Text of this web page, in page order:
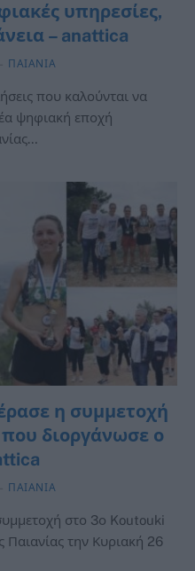
υπηρεσίες,
– anattica
ΠΑΙΑΝΙΑ
που καλούνται να
ψηφιακή εποχή
η συμμετοχή
διοργάνωσε ο
ΠΑΙΑΝΙΑ
στο 3ο Koutouki
την Κυριακή 26